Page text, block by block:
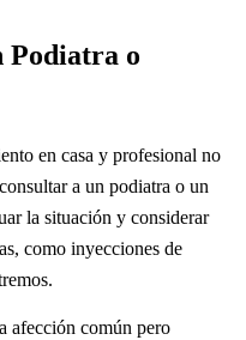
Podiatra o
en casa y profesional no
a un podiatra o un
la situación y considerar
como inyecciones de
afección común pero